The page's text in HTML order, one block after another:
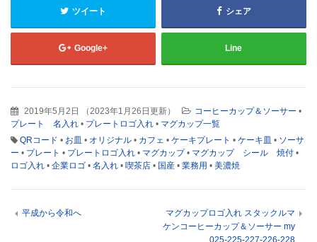
す)
ツイート シェア
Google+ Line
2019年5月2日 （ 2023年1月26日更新） コーヒーカップ＆ソーサー •
プレート 名入れ • プレートロゴ入れ • マグカップ一覧
QRコード • お皿 • オリジナル • カフェ • ケーキプレート • ケーキ皿 • ソーサ
ー • プレート • プレートロゴ入れ • マグカップ• マグカップ シール 焼付 •
ロゴ入れ • 企業ロゴ • 名入れ • 喫茶店 • 国産 • 業務用 • 美濃焼
平成から令和へ
マグカップロゴ入れ スタックルマ
ケンコーヒーカップ＆ソーサー my
025-225-227-226-228